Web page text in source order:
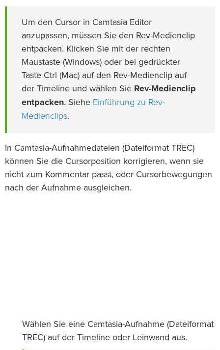
Um den Cursor in Camtasia Editor
anzupassen, müssen Sie den Rev-Medienclip
entpacken. Klicken Sie mit der rechten
Maustaste (Windows) oder bei gedrückter
Taste Ctrl (Mac) auf den Rev-Medienclip auf
der Timeline und wählen Sie Rev-Medienclip
entpacken. Siehe Einführung zu Rev-
Medienclips.
In Camtasia-Aufnahmedateien (Dateiformat TREC)
können Sie die Cursorposition korrigieren, wenn sie
nicht zum Kommentar passt, oder Cursorbewegungen
nach der Aufnahme ausgleichen.
Wählen Sie eine Camtasia-Aufnahme (Dateiformat
TREC) auf der Timeline oder Leinwand aus.